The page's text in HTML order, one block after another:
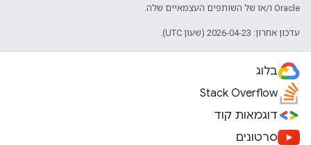
Oracle ו/או של השותפים העצמאיים שלה.
עדכון אחרון: 2026-04-23 (שעון UTC).
בלוג
Stack Overflow
דוגמאות קוד
סרטונים